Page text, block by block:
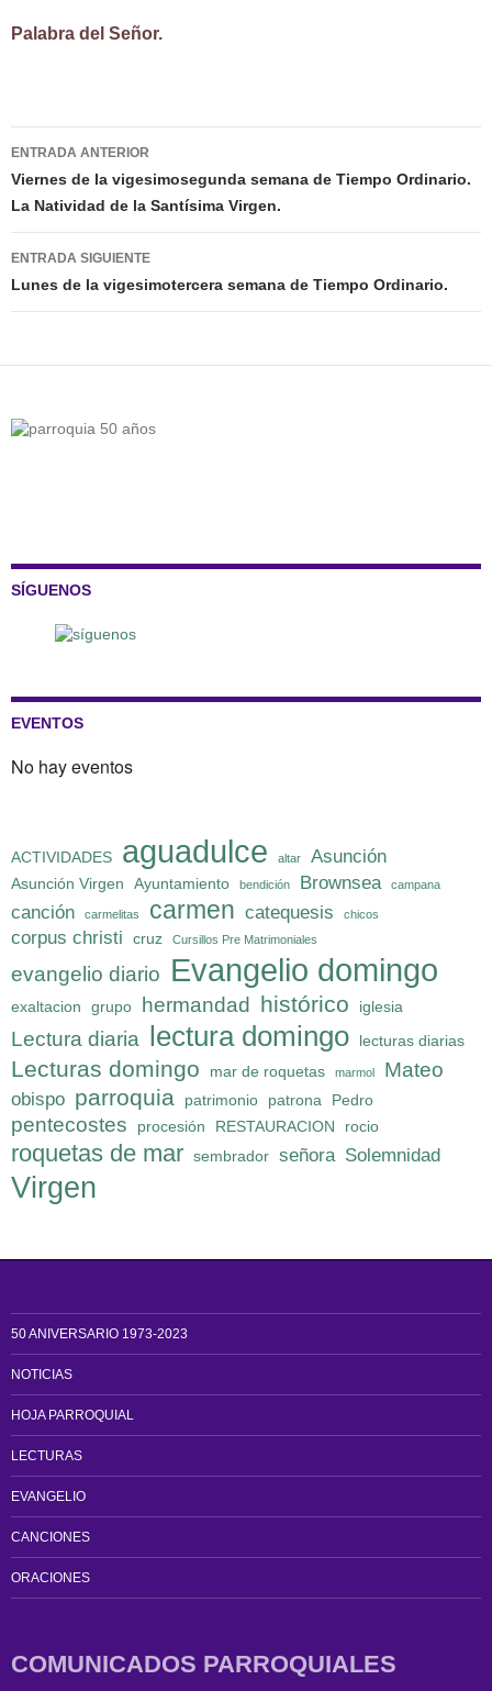
Palabra del Señor.
Navegación
de
entradas
ENTRADA ANTERIOR
Viernes de la vigesimosegunda semana de Tiempo Ordinario.
La Natividad de la Santísima Virgen.
ENTRADA SIGUIENTE
Lunes de la vigesimotercera semana de Tiempo Ordinario.
SÍGUENOS
EVENTOS
No hay eventos
ACTIVIDADES aguadulce altar Asunción
Asunción Virgen Ayuntamiento bendición Brownsea campana
canción carmelitas carmen catequesis chicos
corpus christi cruz Cursillos Pre Matrimoniales
evangelio diario Evangelio domingo
exaltacion grupo hermandad histórico iglesia
Lectura diaria lectura domingo lecturas diarias
Lecturas domingo mar de roquetas marmol Mateo
obispo parroquia patrimonio patrona Pedro
pentecostes procesión RESTAURACION rocio
roquetas de mar sembrador señora Solemnidad
Virgen
50 ANIVERSARIO 1973-2023
NOTICIAS
HOJA PARROQUIAL
LECTURAS
EVANGELIO
CANCIONES
ORACIONES
COMUNICADOS PARROQUIALES